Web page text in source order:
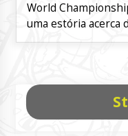
World
uma estória acerca